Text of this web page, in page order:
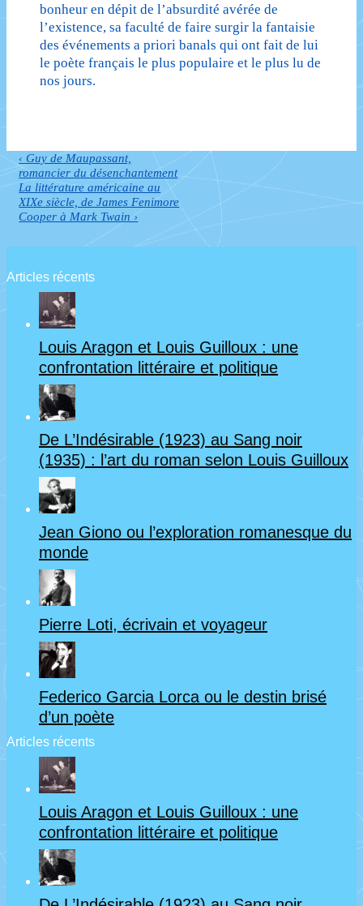
bonheur en dépit de l’absurdité avérée de
l’existence, sa faculté de faire surgir la fantaisie
des événements a priori banals qui ont fait de lui
le poète français le plus populaire et le plus lu de
nos jours.
Navigation
de
l’article
Previous
Post
is
‹ Guy de Maupassant,
romancier du désenchantement
Next
Post
is
La littérature américaine au
XIXe siècle, de James Fenimore
Cooper à Mark Twain ›
Articles récents
Louis Aragon et Louis Guilloux : une
confrontation littéraire et politique
De L’Indésirable (1923) au Sang noir
(1935) : l’art du roman selon Louis Guilloux
Jean Giono ou l’exploration romanesque du
monde
Pierre Loti, écrivain et voyageur
Federico Garcia Lorca ou le destin brisé
d’un poète
Articles récents
Louis Aragon et Louis Guilloux : une
confrontation littéraire et politique